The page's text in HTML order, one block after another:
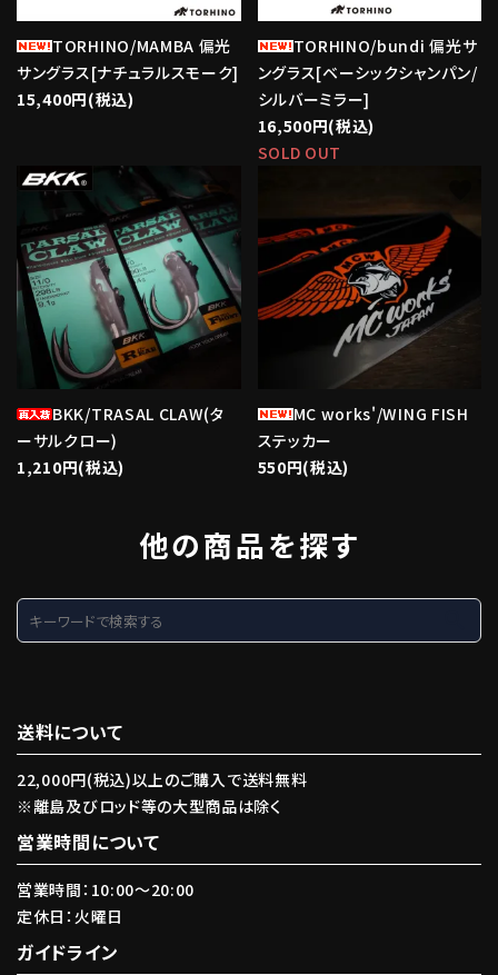
TORHINO/MAMBA 偏光
サングラス[ナチュラルスモーク]
15,400円(税込)
TORHINO/bundi 偏光サ
ングラス[ベーシックシャンパン/
シルバーミラー]
16,500円(税込)
SOLD OUT
BKK/TRASAL CLAW(タ
ーサルクロー)
1,210円(税込)
favorite
MC works'/WING FISH
ステッカー
550円(税込)
他の商品を探す
送料について
22,000円(税込)以上のご購入で送料無料
※離島及びロッド等の大型商品は除く
営業時間について
営業時間：10:00〜20:00
定休日：火曜日
ガイドライン